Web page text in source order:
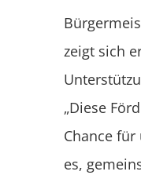
zeigt sich
„Diese
Chance für
es,